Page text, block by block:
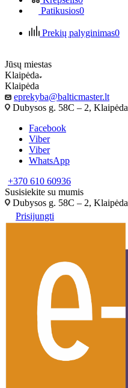
Patikusios0
Prekių palyginimas0
Jūsų miestas
Klaipėda
Klaipėda
eprekyba@balticmaster.lt
Dubysos g. 58C – 2,
Facebook
Viber
Viber
WhatsApp
+370 610 60936
Susisiekite su mumis
Dubysos g. 58C – 2,
Prisijungti